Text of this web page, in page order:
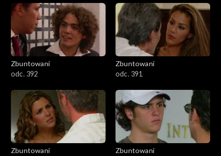
Zbuntowani
odc. 392
Zbuntowani
odc. 391
Zbuntowani
Zbuntowani